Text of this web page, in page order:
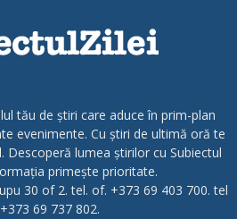
tău de știri care aduce în prim-plan
evenimente. Cu știri de ultimă oră te
Descoperă lumea știrilor cu Subiectul
primește prioritate.
30 of 2. tel. of. +373 69 403 700. tel
69 737 802.